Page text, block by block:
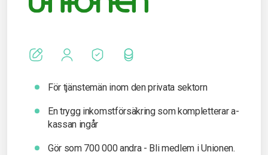
För tjänstemän inom den privata sektorn
En trygg inkomst­försäkring som kompletterar a-
kassan ingår
Gör som 700 000 andra - Bli medlem i Unionen.